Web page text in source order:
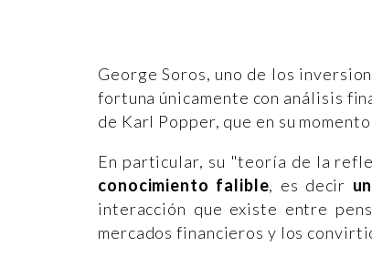
George Soros, uno de los
fortuna únicamente con análisis
de Karl Popper, que en su
En particular, su "teoría de la
conocimiento falible, es decir
interacción que existe entre
mercados financieros y los